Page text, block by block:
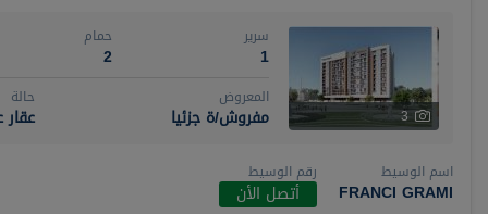
3
سرير
1
حمام
2
المعروض
مفروش/ة جزئيا
حالة
اسم الوسيط
FRANCI GRAMI
رقم الوسيط
أتصل الأن